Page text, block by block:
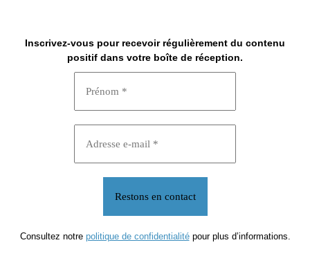
Inscrivez-vous pour recevoir régulièrement du contenu
positif dans votre boîte de réception.
Consultez notre politique de confidentialitépour plus d’informations.